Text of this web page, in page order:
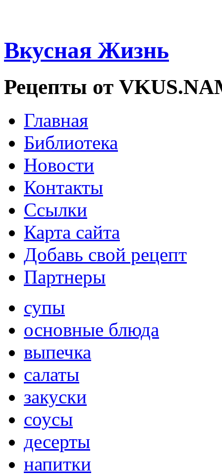
Вкусная Жизнь
Рецепты от
Главная
Библиотека
Новости
Контакты
Ссылки
Карта сайта
Добавь свой рецепт
Партнеры
супы
основные блюда
выпечка
салаты
закуски
соусы
десерты
напитки